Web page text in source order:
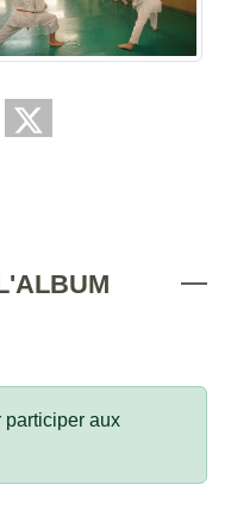
participer aux